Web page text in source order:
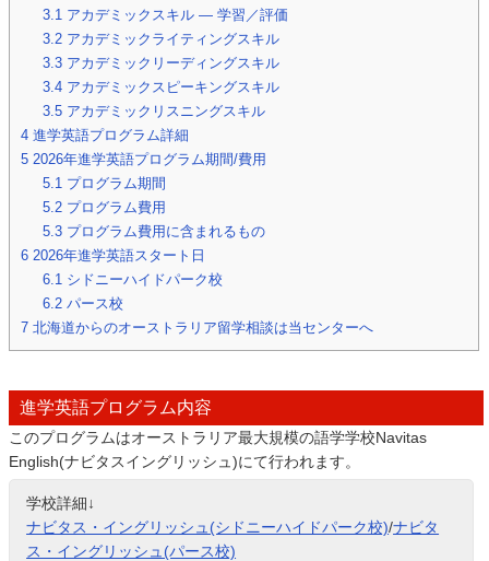
3.1 アカデミックスキル — 学習／評価
3.2 アカデミックライティングスキル
3.3 アカデミックリーディングスキル
3.4 アカデミックスピーキングスキル
3.5 アカデミックリスニングスキル
4 進学英語プログラム詳細
5 2026年進学英語プログラム期間/費用
5.1 プログラム期間
5.2 プログラム費用
5.3 プログラム費用に含まれるもの
6 2026年進学英語スタート日
6.1 シドニーハイドパーク校
6.2 パース校
7 北海道からのオーストラリア留学相談は当センターへ
進学英語プログラム内容
このプログラムはオーストラリア最大規模の語学学校Navitas
English(ナビタスイングリッシュ)にて行われます。
学校詳細↓
ナビタス・イングリッシュ(シドニーハイドパーク校)/ナビタ
ス・イングリッシュ(パース校)